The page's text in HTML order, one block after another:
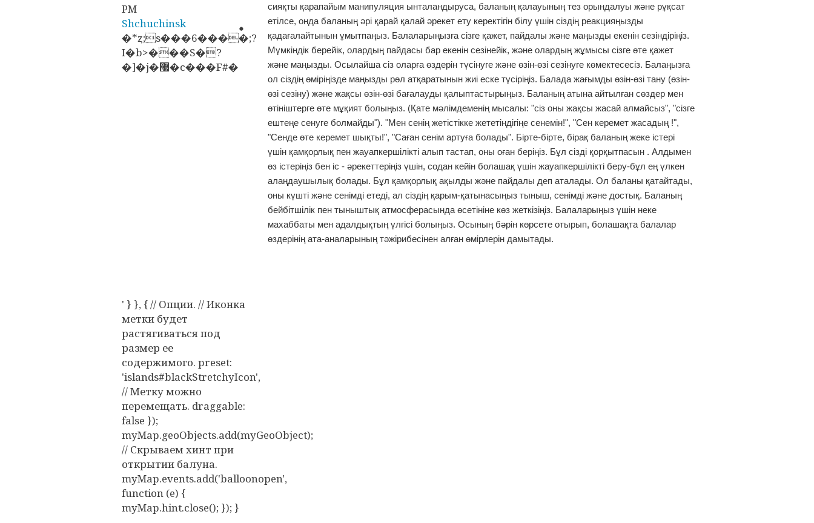
PM
Shchuchinsk
�*ȥ;s���6����;?
I�b>���S�?
�]�j�޷�c���F#�
' } }, { // Опции. // Иконка
метки будет
растягиваться под
размер ее
содержимого. preset:
'islands#blackStretchyIcon',
// Метку можно
перемещать. draggable:
false });
myMap.geoObjects.add(myGeoObject);
// Скрываем хинт при
открытии балуна.
myMap.events.add('balloonopen',
function (e) {
myMap.hint.close(); }); }
сияқты қарапайым манипуляция ынталандыруса, баланың қалауының тез орындалуы және рұқсат
етілсе, онда баланың әрі қарай қалай әрекет ету керектігін білу үшін сіздің реакцияңызды
қадағалайтынын ұмытпаңыз. Балаларыңызға сізге қажет, пайдалы және маңызды екенін сезіндіріңіз.
Мүмкіндік берейік, олардың пайдасы бар екенін сезінейік, және олардың жұмысы сізге өте қажет
және маңызды. Осылайша сіз оларға өздерін түсінуге және өзін-өзі сезінуге көмектесесіз. Балаңызға
ол сіздің өміріңізде маңызды рөл атқаратынын жиі еске түсіріңіз. Балада жағымды өзін-өзі тану (өзін-
өзі сезіну) және жақсы өзін-өзі бағалауды қалыптастырыңыз. Баланың атына айтылған сөздер мен
өтініштерге өте мұқият болыңыз. (Қате мәлімдеменің мысалы: "сіз оны жақсы жасай алмайсыз", "сізге
ештеңе сенуге болмайды"). "Мен сенің жетістікке жететіндігіңе сенемін!", "Сен керемет жасадың !",
"Сенде өте керемет шықты!", "Саған сенім артуға болады". Бірте-бірте, бірақ баланың жеке істері
үшін қамқорлық пен жауапкершілікті алып тастап, оны оған беріңіз. Бұл сізді қорқытпасын . Алдымен
өз істеріңіз бен іс - әрекеттеріңіз үшін, содан кейін болашақ үшін жауапкершілікті беру-бұл ең үлкен
алаңдаушылық болады. Бұл қамқорлық ақылды және пайдалы деп аталады. Ол баланы қатайтады,
оны күшті және сенімді етеді, ал сіздің қарым-қатынасыңыз тыныш, сенімді және достық. Баланың
бейбітшілік пен тыныштық атмосферасында өсетініне көз жеткізіңіз. Балаларыңыз үшін неке
махаббаты мен адалдықтың үлгісі болыңыз. Осының бәрін көрсете отырып, болашақта балалар
өздерінің ата-аналарының тәжірибесінен алған өмірлерін дамытады.